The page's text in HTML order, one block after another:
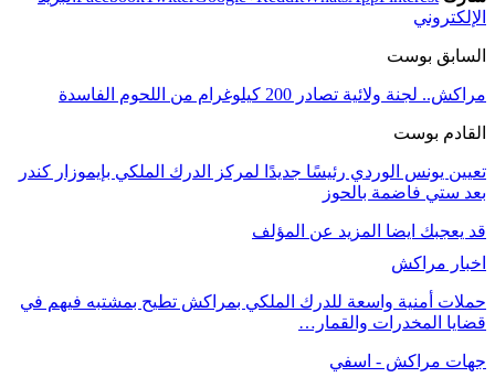
الإلكتروني
السابق بوست
مراكش.. لجنة ولائية تصادر 200 كيلوغرام من اللحوم الفاسدة
القادم بوست
تعيين يونس الوردي رئيسًا جديدًا لمركز الدرك الملكي بإيموزار كندر
بعد ستي فاضمة بالحوز
قد يعجبك ايضا المزيد عن المؤلف
اخبار مراكش
حملات أمنية واسعة للدرك الملكي بمراكش تطيح بمشتبه فيهم في
قضايا المخدرات والقمار…
جهات مراكش - اسفي